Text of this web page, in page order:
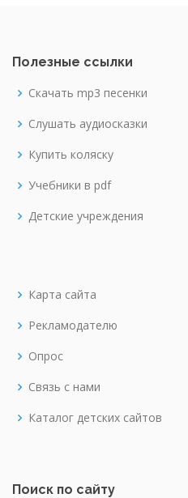
Полезные ссылки
Скачать mp3 песенки
Слушать аудиосказки
Купить коляску
Учебники в pdf
Детские учреждения
Карта сайта
Рекламодателю
Опрос
Связь с нами
Каталог детских сайтов
Поиск по сайту